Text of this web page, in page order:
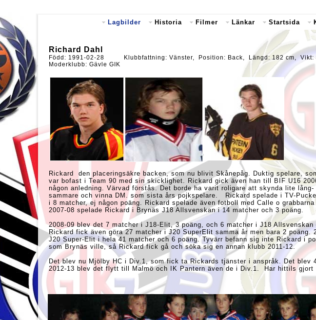
Lagbilder Historia Filmer Länkar Startsida
Richard Dahl
Född: 1991-02-28 Klubbfattning: Vänster, Position: Back, Längd: 182 cm,
Moderklubb: Gävle GIK
Rickard den placeringsäkre backen, som nu blivit Skånepåg. Duktig spelare,
var bofast i Team 90 med sin skicklighet. Rickard gick även han till BIF U16
någon anledning. Värvad förstås. Det borde ha varit roligare att skynda lite lång-
sammare och vinna DM. som sista års pojkspelare. Rickard spelade i TV-
i 8 matcher, ej någon poäng. Rickard spelade även fotboll med Calle o grabbarna
2007-08 spelade Rickard i Brynäs J18 Allsvenskan i 14 matcher och 3 poäng.
2008-09 blev det 7 matcher i J18-Elit, 3 poäng, och 6 matcher i J18 Allsvenskan
Rickard fick även göra 27 matcher i J20 SuperElit samma år men bara 2 poäng.
J20 Super-Elit i hela 41 matcher och 6 poäng. Tyvärr befann sig inte Rickard i
som Brynäs ville, så Rickard fick gå och söka sig en annan klubb 2011-12.
Det blev nu Mjölby HC i Div.1, som fick ta Rickards tjänster i anspråk. Det blev
2012-13 blev det flytt till Malmö och IK Pantern även de i Div.1. Har hittils gjort